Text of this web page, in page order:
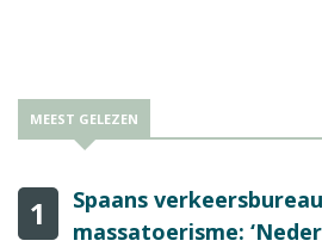
MEEST GELEZEN
1
Spaans
massatoerisme: